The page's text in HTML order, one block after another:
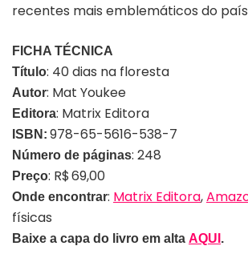
recentes mais emblemáticos do
FICHA TÉCNICA
Título: 40 dias na floresta
Autor: Mat Youkee
Editora: Matrix Editora
ISBN: 978-65-5616-538-7
Número de páginas: 248
Preço: R$ 69,00
Onde encontrar: Matrix Editora,
físicas
Baixe a capa do livro em alta AQUI .